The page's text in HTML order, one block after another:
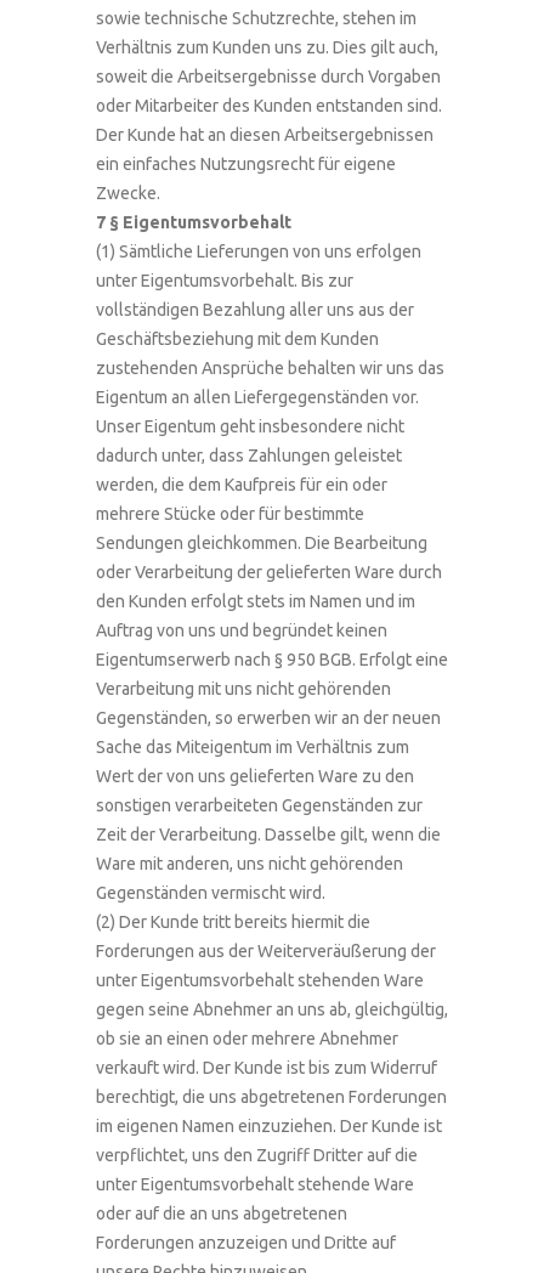
sowie technische Schutzrechte, stehen im
Verhältnis zum Kunden uns zu. Dies gilt auch,
soweit die Arbeitsergebnisse durch Vorgaben
oder Mitarbeiter des Kunden entstanden sind.
Der Kunde hat an diesen Arbeitsergebnissen
ein einfaches Nutzungsrecht für eigene
Zwecke.
7 § Eigentumsvorbehalt
(1) Sämtliche Lieferungen von uns erfolgen
unter Eigentumsvorbehalt. Bis zur
vollständigen Bezahlung aller uns aus der
Geschäftsbeziehung mit dem Kunden
zustehenden Ansprüche behalten wir uns das
Eigentum an allen Liefergegenständen vor.
Unser Eigentum geht insbesondere nicht
dadurch unter, dass Zahlungen geleistet
werden, die dem Kaufpreis für ein oder
mehrere Stücke oder für bestimmte
Sendungen gleichkommen. Die Bearbeitung
oder Verarbeitung der gelieferten Ware durch
den Kunden erfolgt stets im Namen und im
Auftrag von uns und begründet keinen
Eigentumserwerb nach § 950 BGB. Erfolgt eine
Verarbeitung mit uns nicht gehörenden
Gegenständen, so erwerben wir an der neuen
Sache das Miteigentum im Verhältnis zum
Wert der von uns gelieferten Ware zu den
sonstigen verarbeiteten Gegenständen zur
Zeit der Verarbeitung. Dasselbe gilt, wenn die
Ware mit anderen, uns nicht gehörenden
Gegenständen vermischt wird.
(2) Der Kunde tritt bereits hiermit die
Forderungen aus der Weiterveräußerung der
unter Eigentumsvorbehalt stehenden Ware
gegen seine Abnehmer an uns ab, gleichgültig,
ob sie an einen oder mehrere Abnehmer
verkauft wird. Der Kunde ist bis zum Widerruf
berechtigt, die uns abgetretenen Forderungen
im eigenen Namen einzuziehen. Der Kunde ist
verpflichtet, uns den Zugriff Dritter auf die
unter Eigentumsvorbehalt stehende Ware
oder auf die an uns abgetretenen
Forderungen anzuzeigen und Dritte auf